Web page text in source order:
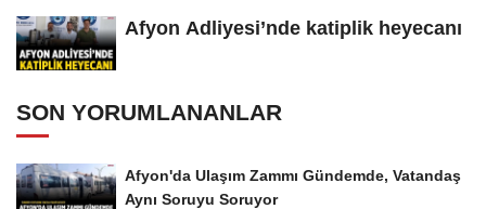
Afyon Adliyesi’nde katiplik heyecanı
SON YORUMLANANLAR
Afyon'da Ulaşım Zammı Gündemde, Vatandaş
Aynı Soruyu Soruyor